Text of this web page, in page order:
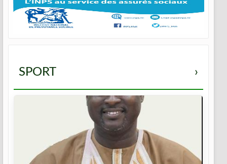
SPORT ›